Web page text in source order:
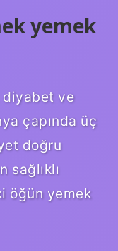
yemek
diyabet ve
çapında üç
doğru
sağlıklı
öğün yemek